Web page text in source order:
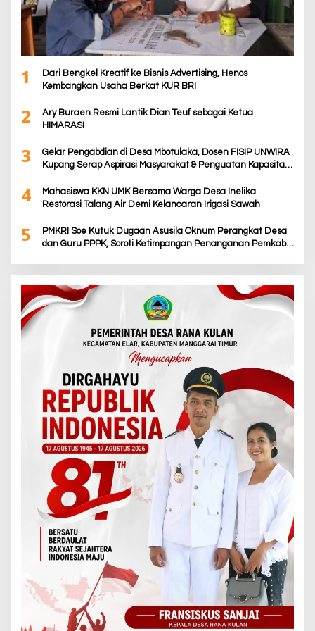
1
Dari Bengkel Kreatif ke Bisnis Advertising, Henos
Kembangkan Usaha Berkat KUR BRI
2
Ary Buraen Resmi Lantik Dian Teuf sebagai Ketua
HIMARASI
3
Gelar Pengabdian di Desa Mbotulaka, Dosen FISIP UNWIRA
Kupang Serap Aspirasi Masyarakat & Penguatan Kapasitas
4
Mahasiswa KKN UMK Bersama Warga Desa Inelika
Restorasi Talang Air Demi Kelancaran Irigasi Sawah
5
PMKRI Soe Kutuk Dugaan Asusila Oknum Perangkat Desa
dan Guru PPPK, Soroti Ketimpangan Penanganan Pemkab